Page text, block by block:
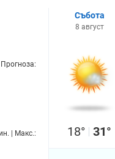
Прогноза:
| Макс.:
Събота
8 август
18° 31°